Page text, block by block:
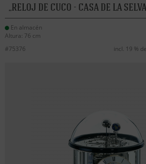
RELOJ DE CUCO - CASA DE LA
En almacén
Altura: 76 cm
#75376 incl. 19 %